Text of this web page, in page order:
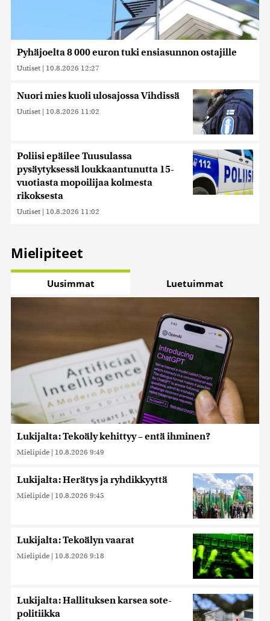
Pyhäjoelta 8 000 euron tuki ensiasunnon ostajille
Uutiset | 10.8.2026 12:27
Nuori mies kuoli ulosajossa Vihdissä
Uutiset | 10.8.2026 11:02
Poliisi epäilee Tuusulassa
pysäytyksessä loukkaantunutta 15-
vuotiasta mopoilijaa kolmesta
rikoksesta
Uutiset | 10.8.2026 11:02
Mielipiteet
Uusimmat Luetuimmat
Lukijalta: Tekoäly kehittyy – entä ihminen?
Mielipide | 10.8.2026 9:49
Lukijalta: Herätys ja ryhdikkyyttä
Mielipide | 10.8.2026 9:45
Lukijalta: Tekoälyn vaarat
Mielipide | 10.8.2026 9:18
Lukijalta: Hallituksen karsea sote-
politiikka